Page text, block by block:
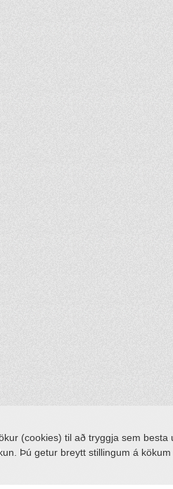
(cookies) til að tryggja sem
Þú getur breytt stillingum á